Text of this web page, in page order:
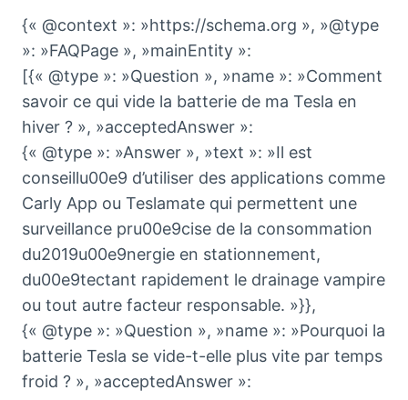
{« @context »: »https://schema.org », »@type
»: »FAQPage », »mainEntity »:
[{« @type »: »Question », »name »: »Comment
savoir ce qui vide la batterie de ma Tesla en
hiver ? », »acceptedAnswer »:
{« @type »: »Answer », »text »: »Il est
conseillu00e9 d’utiliser des applications comme
Carly App ou Teslamate qui permettent une
surveillance pru00e9cise de la consommation
du2019u00e9nergie en stationnement,
du00e9tectant rapidement le drainage vampire
ou tout autre facteur responsable. »}},
{« @type »: »Question », »name »: »Pourquoi la
batterie Tesla se vide-t-elle plus vite par temps
froid ? », »acceptedAnswer »: